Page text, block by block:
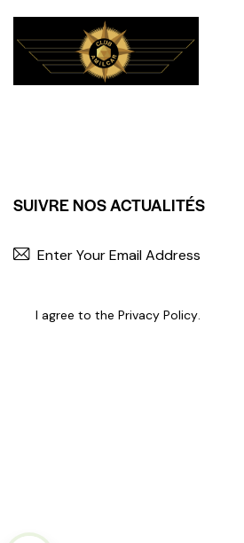
SUIVRE NOS ACTUALITÉS
I agree to the Privacy Policy.